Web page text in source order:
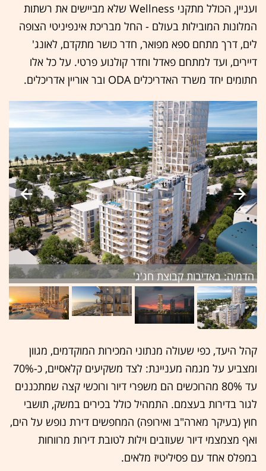
ועניין, הכולל מתקני Wellness שלא מביישים את רשתות
המלונות המובילות בעולם - החל מבריכת אינפיניטי הצופה
לים, דרך מתחם ספא מפואר, חדר כושר מתקדם, לאונג'
דיירים, ועד למתחם פאדל וחדר קולנוע פרטי. על כל אלו
חתומים יחד משרד האדריכלים ODA ובר אוריין אדריכלים.
הדמיה: באדיבות קבוצת חג'ג'
קהל היעד, כפי שעולה מנתוני המכירות המוקדמים, מגוון
ומצביע על מגמה מעניינת: לצד משקיעים קלאסיים, כ-70%
עד 80% מהרוכשים הם משפרי דיור ורוכשי קצה שמתכננים
לגור בדירות בעצמם. התמהיל כולל בכירים במשק, תושבי
חוץ (בעיקר מארה"ב ואירופה) המחפשים דירת נופש על הים,
ואף מצמצמי דיור שעוזבים וילות לטובת דירות מרווחות
במפלס אחד עם פסיליטיז מלאים.